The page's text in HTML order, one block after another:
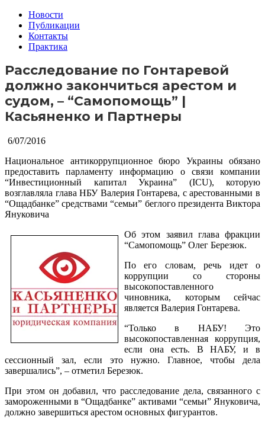
Новости
Публикации
Контакты
Практика
Расследование по Гонтаревой
должно закончиться арестом и
судом, – “Самопомощь” |
Касьяненко и Партнеры
6/07/2016
Национальное антикоррупционное бюро Украины обязано
предоставить парламенту информацию о связи компании
“Инвестиционный капитал Украина” (ICU), которую
возглавляла глава НБУ Валерия Гонтарева, с арестованными в
“Ощадбанке” средствами “семьи” беглого президента Виктора
Януковича
Об этом заявил глава фракции
“Самопомощь” Олег Березюк.
По его словам, речь идет о
коррупции со стороны
высокопоставленного
чиновника, которым сейчас
является Валерия Гонтарева.
“Только в НАБУ! Это
высокопоставленная коррупция,
если она есть. В НАБУ, и в
сессионный зал, если это нужно. Главное, чтобы дела
завершались”, – отметил Березюк.
При этом он добавил, что расследование дела, связанного с
замороженными в “Ощадбанке” активами “семьи” Януковича,
должно завершиться арестом основных фигурантов.